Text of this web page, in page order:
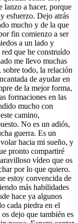
lanzo a hacer, porque
esfuerzo. Dejo atrás
mucho y de la que
fin comienzo a ser
a un lado y
que he construído
me llevo muchas
sobre todo, la relación
de ayudar en
de la mejor forma,
formaciones en las
mucho con
camino,
No es un adiós,
guerra. Es un
hacia mi sueño, y
pronto compartiré
vídeo que os
por lo que quiero.
estoy convencida de
más habilidades
hace ya algunos
cada piedra en el
dejo que también es